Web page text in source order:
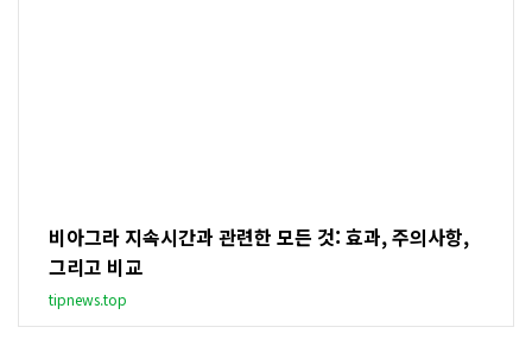
비아그라 지속시간과 관련한 모든 것: 효과, 주의사항,
그리고 비교
tipnews.top